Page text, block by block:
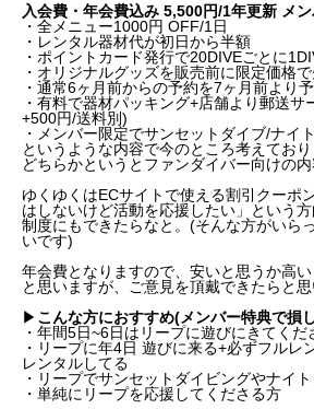
入会費・年会費込み 5,500円/1年更新 メ
・全メニュー1000円 OFF/1日
・レンタル器材代が初日から半額
・ポイントカード発行で20DIVEごとに
・オリジナルグッズを販売前に限定価格
・通常6ヶ月前からの予約を7ヶ月前より
・有料で器材パッキング+店舗より郵送サ
+500円/送料別)
・メンバー限定でサンセットダイブ/ナイ
というような内容で今のところ考えており
どちらかというとファンダイバー向けの内
ゆくゆくはECサイトで使える割引クーポ
はしないけど活動を応援したい」という
制度にもできたらなと。(そんな方がいら
いです)
年会費となりますので、安いと思うか高
と思いますが、ご意見を頂戴できたらと思
▶︎ こんな方におすすめ(メンバー特典で損
・年間5日~6日はリープに遊びにきてくだ
・リープに年4日 遊びに来る+必ずフルレ
レンタルしてる
・リープでサンセットダイビングやナイ
・単純にリープを応援してくださる方